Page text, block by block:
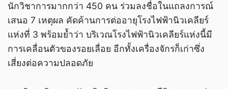
นักวิชาการมากกว่า 450 คน ร่วมลงชื่อในแถลงการณ์
เสนอ 7 เหตุผล คัดค้านการต่ออายุโรงไฟฟ้านิวเคลียร์
แห่งที่ 3 พร้อมย้ำว่า บริเวณโรงไฟฟ้านิวเคลียร์แห่งนี้มี
การเคลื่อนตัวของรอยเลื่อย อีกทั้งเครื่องจักรก็เก่าซึ่ง
เสี่ยงต่อความปลอดภัย